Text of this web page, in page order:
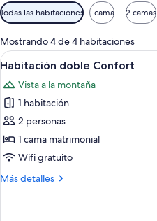
Filtros
disponibles
para
las
habitaciones
Todas las habitaciones 1 cama 2 camas
Mostrando 4 de 4 habitaciones
Abrir
todas
las
fotos
de
Habitación
doble
4
Habitación doble Confort
Vista a la montaña
1 habitación
2 personas
1 cama matrimonial
Wifi gratuito
Más detalles
Más